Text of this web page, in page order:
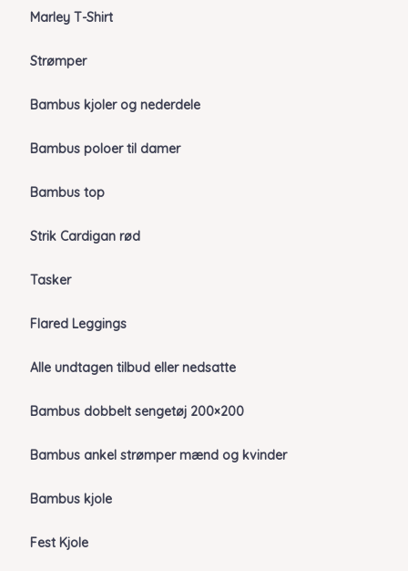
Marley T-Shirt
Strømper
Bambus kjoler og nederdele
Bambus poloer til damer
Bambus top
Strik Cardigan rød
Tasker
Flared Leggings
Alle undtagen tilbud eller nedsatte
Bambus dobbelt sengetøj 200×200
Bambus ankel strømper mænd og kvinder
Bambus kjole
Fest Kjole